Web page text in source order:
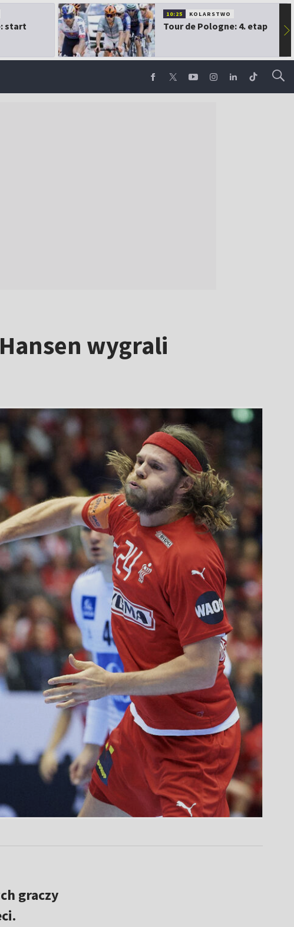
start
10:25 KOLARSTWO
Tour de Pologne: 4. etap ▶
wygrali
graczy